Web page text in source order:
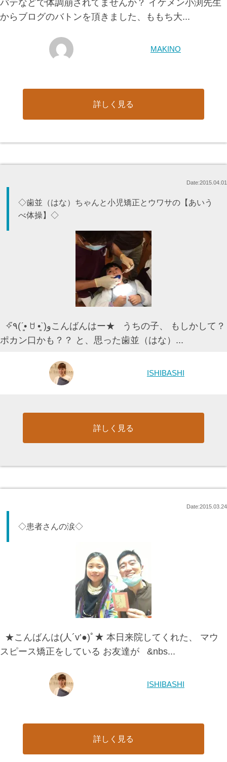
バテなどで体調崩されてませんか？ イケメン小渕先生
からブログのバトンを頂きました、ももち大...
MAKINO
詳しく見る
Date:2015.04.01
◇歯並（はな）ちゃんと小児矯正とウワサの【あいう
べ体操】◇
✧٩̋(ˊ•͈ ꇴ •͈ˋ)وこんばんはー★ うちの子、 もしかして？
ポカン口かも？？ と、思った歯並（はな）...
ISHIBASHI
詳しく見る
Date:2015.03.24
◇患者さんの涙◇
★こんばんは(人´v’●)ﾟ★ 本日来院してくれた、 マウ
スピース矯正をしている お友達が &nbs...
ISHIBASHI
詳しく見る